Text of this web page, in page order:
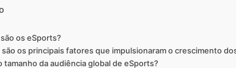
os eSports?
são os principais fatores que impulsionaram o crescimento
tamanho da audiência global de eSports?